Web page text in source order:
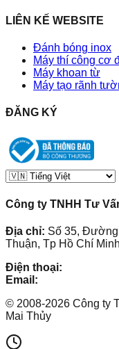
LIÊN KẾ WEBSITE
Đánh bóng inox
Máy thí công cơ
Máy khoan từ
Máy tạo rãnh
ĐĂNG KÝ
Công ty TNHH Tư
Địa chỉ: Số 35,
Thuận, Tp Hồ Chí
Điện thoại:
Email:
© 2008-2026 Công ty
Mai Thủy